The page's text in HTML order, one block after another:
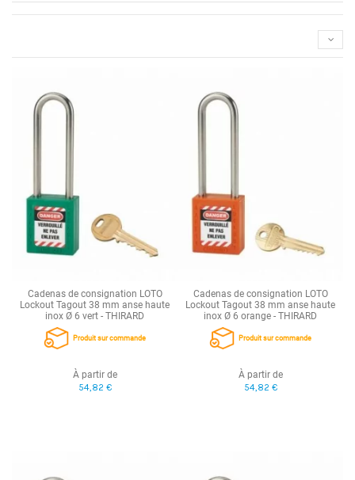
Cadenas de consignation LOTO
Lockout Tagout 38 mm anse haute
inox Ø 6 vert - THIRARD
Produit sur commande
À partir de
54,82 €
Cadenas de consignation LOTO
Lockout Tagout 38 mm anse haute
inox Ø 6 orange - THIRARD
Produit sur commande
À partir de
54,82 €